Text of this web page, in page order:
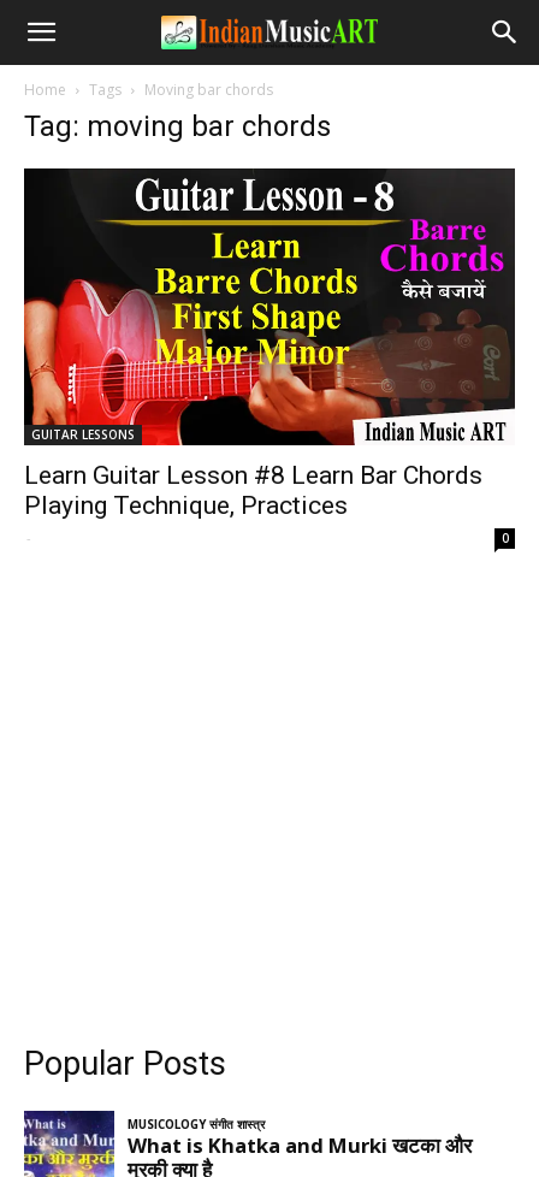
Home Tags Moving bar chords
Tag: moving bar chords
GUITAR LESSONS
Learn Guitar Lesson #8 Learn Bar Chords
Playing Technique, Practices
- 0
Popular Posts